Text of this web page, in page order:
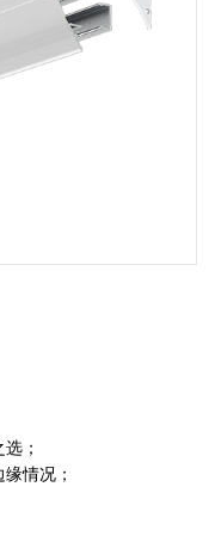
；
情况；